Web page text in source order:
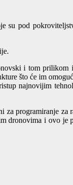
su pod
i tom prilikom
što će im
najnovijim
programiranje za
dronovima i ovo je